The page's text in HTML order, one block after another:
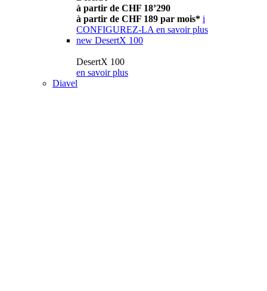
à partir de CHF 18’290
à partir de CHF 189 par mois* i
CONFIGUREZ-LA en savoir plus
new DesertX 100
DesertX 100
en savoir plus
Diavel